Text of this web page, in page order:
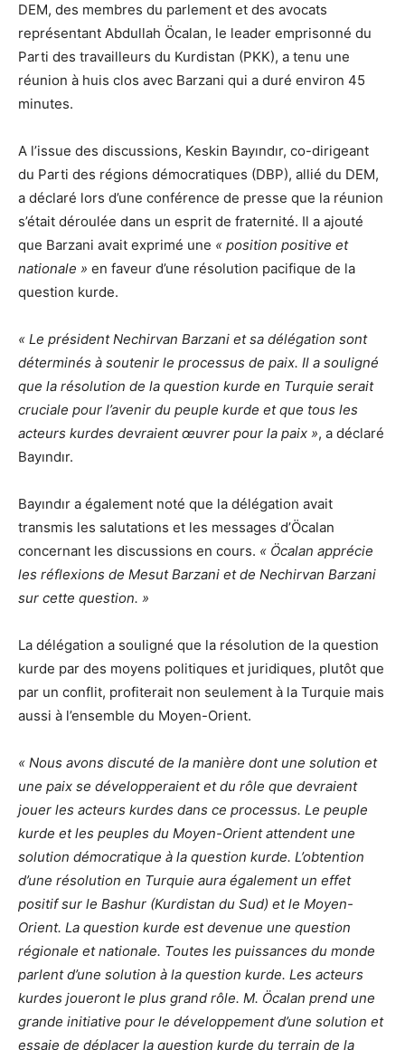
DEM, des membres du parlement et des avocats
représentant Abdullah Öcalan, le leader emprisonné du
Parti des travailleurs du Kurdistan (PKK), a tenu une
réunion à huis clos avec Barzani qui a duré environ 45
minutes.
A l’issue des discussions, Keskin Bayındır, co-dirigeant
du Parti des régions démocratiques (DBP), allié du DEM,
a déclaré lors d’une conférence de presse que la réunion
s’était déroulée dans un esprit de fraternité. Il a ajouté
que Barzani avait exprimé une « position positive et
nationale » en faveur d’une résolution pacifique de la
question kurde.
« Le président Nechirvan Barzani et sa délégation sont
déterminés à soutenir le processus de paix. Il a souligné
que la résolution de la question kurde en Turquie serait
cruciale pour l’avenir du peuple kurde et que tous les
acteurs kurdes devraient œuvrer pour la paix », a déclaré
Bayındır.
Bayındır a également noté que la délégation avait
transmis les salutations et les messages d’Öcalan
concernant les discussions en cours. « Öcalan apprécie
les réflexions de Mesut Barzani et de Nechirvan Barzani
sur cette question. »
La délégation a souligné que la résolution de la question
kurde par des moyens politiques et juridiques, plutôt que
par un conflit, profiterait non seulement à la Turquie mais
aussi à l’ensemble du Moyen-Orient.
« Nous avons discuté de la manière dont une solution et
une paix se développeraient et du rôle que devraient
jouer les acteurs kurdes dans ce processus. Le peuple
kurde et les peuples du Moyen-Orient attendent une
solution démocratique à la question kurde. L’obtention
d’une résolution en Turquie aura également un effet
positif sur le Bashur (Kurdistan du Sud) et le Moyen-
Orient. La question kurde est devenue une question
régionale et nationale. Toutes les puissances du monde
parlent d’une solution à la question kurde. Les acteurs
kurdes joueront le plus grand rôle. M. Öcalan prend une
grande initiative pour le développement d’une solution et
essaie de déplacer la question kurde du terrain de la